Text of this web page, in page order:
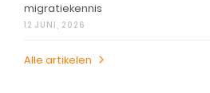
migratiekennis
12 JUNI, 2026
Alle artikelen